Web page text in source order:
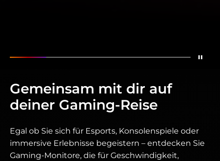
Gemeinsam mit dir auf
deiner Gaming-Reise
Egal ob Sie sich für Esports, Konsolenspiele oder
immersive Erlebnisse begeistern – entdecken Sie
Gaming-Monitore, die für Geschwindigkeit,